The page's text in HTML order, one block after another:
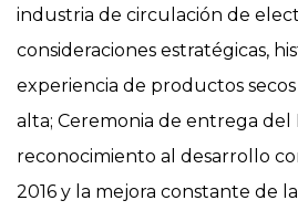
industria de circulación de
consideraciones estratégicas,
experiencia de productos
alta; Ceremonia de entrega del
reconocimiento al desarrollo
2016 y la mejora constante de